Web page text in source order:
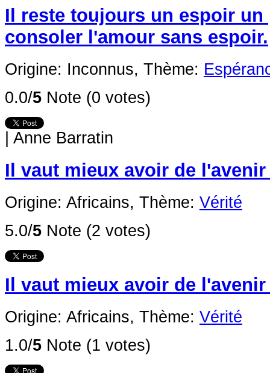
Il reste toujours un espoir un
consoler l'amour sans espoir.
Origine: Inconnus, Thème:
0.0/5 Note (0 votes)
Anne Barratin
Il vaut mieux avoir de
Origine: Africains, Thème: Vérité
5.0/5 Note (2 votes)
Il vaut mieux avoir de
Origine: Africains, Thème: Vérité
1.0/5 Note (1 votes)